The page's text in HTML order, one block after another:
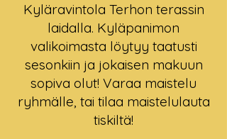
Kyläravintola Terhon terassin
laidalla. Kyläpanimon
valikoimasta löytyy taatusti
sesonkiin ja jokaisen makuun
sopiva olut! Varaa maistelu
ryhmälle, tai tilaa maistelulauta
tiskiltä!